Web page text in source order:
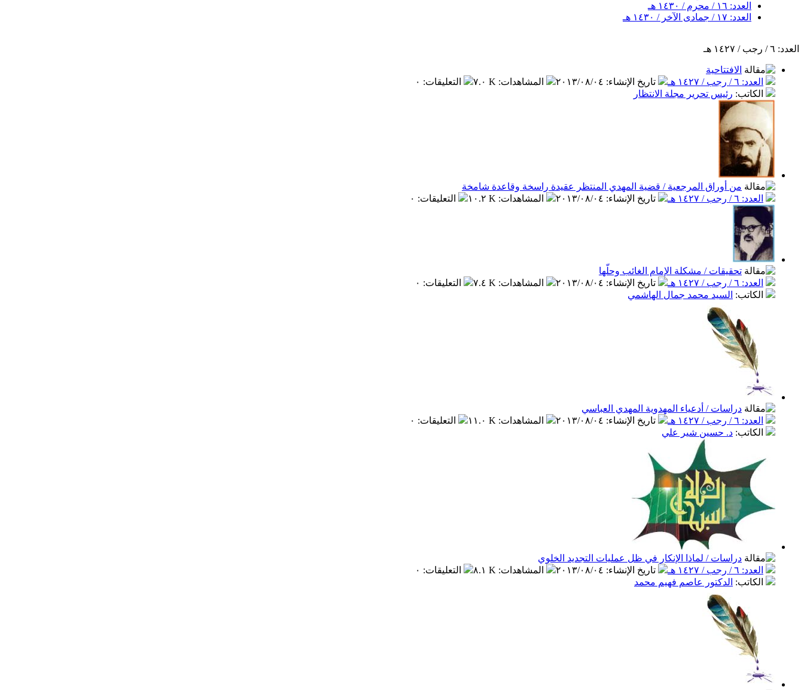
العدد: ١٦ / محرم / ١٤٣٠ هـ
العدد: ١٧ / جمادى الآخر / ١٤٣٠ هـ
العدد: ٦ / رجب / ١٤٢٧ هـ
الافتتاحية
العدد: ٦ / رجب / ١٤٢٧ هـ
تاريخ الإنشاء: ٢٠١٣/٠٨/٠٤ المشاهدات: ٧.٠ K التعليقات: ٠
الكاتب: رئيس تحرير مجلة الانتظار
من أوراق المرجعية / قضية المهدي المنتظر عقيدة راسخة وقاعدة شامخة
العدد: ٦ / رجب / ١٤٢٧ هـ
تاريخ الإنشاء: ٢٠١٣/٠٨/٠٤ المشاهدات: ١٠.٢ K التعليقات: ٠
تحقيقات / مشكلة الإمام الغائب وحلّها
العدد: ٦ / رجب / ١٤٢٧ هـ
تاريخ الإنشاء: ٢٠١٣/٠٨/٠٤ المشاهدات: ٧.٤ K التعليقات: ٠
الكاتب: السيد محمد جمال الهاشمي
دراسات / أدعياء المهدوية المهدي العباسي
العدد: ٦ / رجب / ١٤٢٧ هـ
تاريخ الإنشاء: ٢٠١٣/٠٨/٠٤ المشاهدات: ١١.٠ K التعليقات: ٠
الكاتب: د. حسين شير علي
دراسات / لماذا الإنكار في ظل عمليات التجديد الخلوي
العدد: ٦ / رجب / ١٤٢٧ هـ
تاريخ الإنشاء: ٢٠١٣/٠٨/٠٤ المشاهدات: ٨.١ K التعليقات: ٠
الكاتب: الدكتور عاصم فهيم محمد